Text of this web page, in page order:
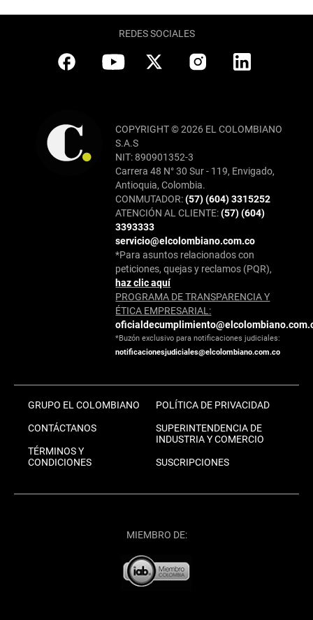
REDES SOCIALES
COPYRIGHT © 2026 EL COLOMBIANO
S.A.S
NIT: 890901352-3
Carrera 48 N° 30 Sur - 119, Envigado,
Antioquia, Colombia.
CONMUTADOR:(57) (604) 3315252
ATENCIÓN AL CLIENTE:(57) (604)
3393333
servicio@elcolombiano.com.co
*Para asuntos relacionados con
peticiones, quejas y reclamos (PQR),
haz clic aquí
PROGRAMA DE TRANSPARENCIA Y
ÉTICA EMPRESARIAL:
*Buzón exclusivo para notificaciones judiciales:
notificacionesjudiciales@elcolombiano.com.co
GRUPO EL COLOMBIANO
CONTÁCTANOS
TÉRMINOS Y
CONDICIONES
POLÍTICA DE PRIVACIDAD
SUPERINTENDENCIA DE
INDUSTRIA Y COMERCIO
SUSCRIPCIONES
MIEMBRO DE: